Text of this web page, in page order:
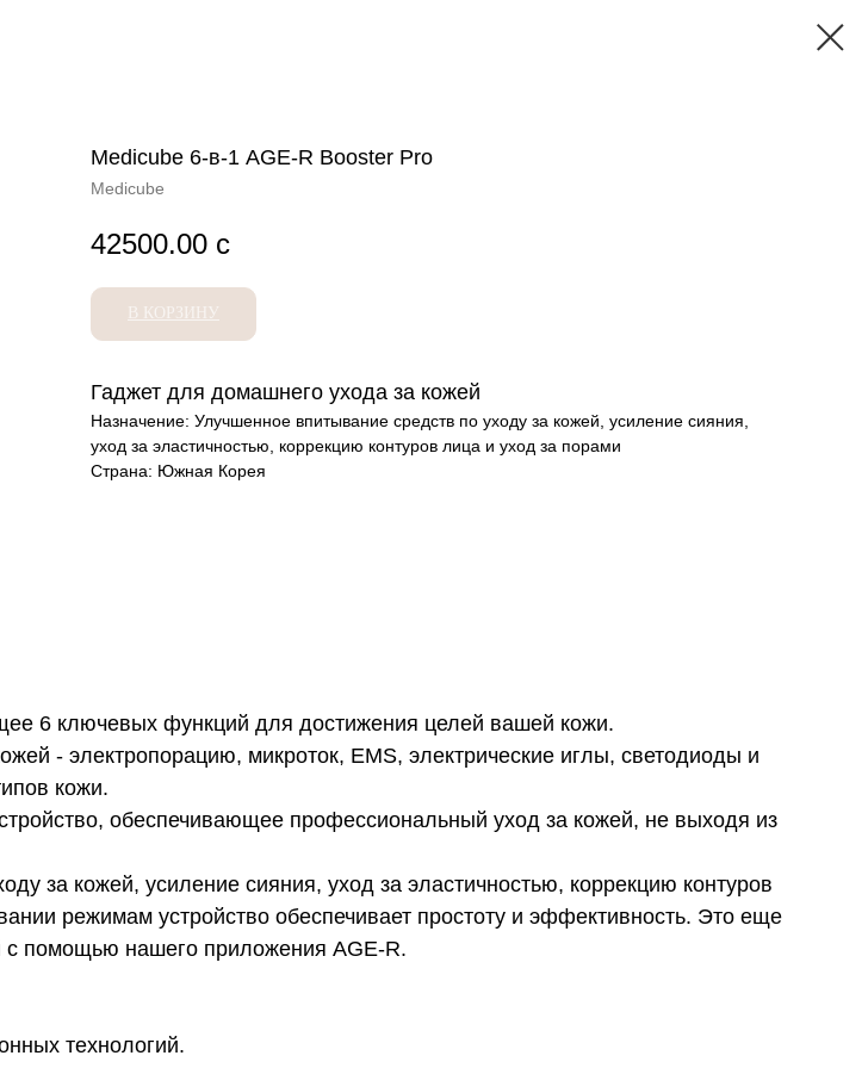
Medicube 6-в-1 AGE-R Booster Pro
Medicube
42500.00 с
В КОРЗИНУ
Гаджет для домашнего ухода за кожей
Назначение: Улучшенное впитывание средств по уходу за кожей, усиление сияния,
уход за эластичностью, коррекцию контуров лица и уход за порами
Страна: Южная Корея
6 ключевых функций для достижения целей вашей кожи.
- электропорацию, микроток, EMS, электрические иглы, светодиоды и
кожи.
обеспечивающее профессиональный уход за кожей, не выходя из
за кожей, усиление сияния, уход за эластичностью, коррекцию контуров
режимам устройство обеспечивает простоту и эффективность. Это еще
с помощью нашего приложения AGE-R.
технологий.